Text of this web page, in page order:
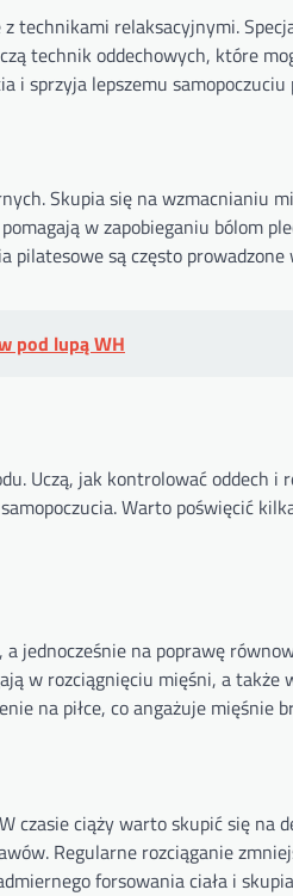
technikami relaksacyjnymi.
technik oddechowych, które
i sprzyja lepszemu
Skupia się na wzmacnianiu
w zapobieganiu bólom
są często
pod lupą WH
Uczą, jak kontrolować oddech i
Warto poświęcić
jednocześnie na poprawę
w rozciągnięciu mięśni, a także
na piłce, co angażuje mięśnie
czasie ciąży warto skupić się na
Regularne rozciąganie
forsowania ciała i